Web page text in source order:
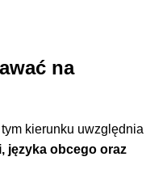
na
tym kierunku uwzględnia
języka obcego oraz